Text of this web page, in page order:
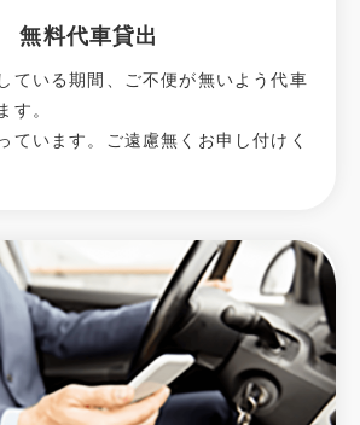
無料代車貸出
ている期間、ご不便が無いよう代車
す。
ています。ご遠慮無くお申し付けく